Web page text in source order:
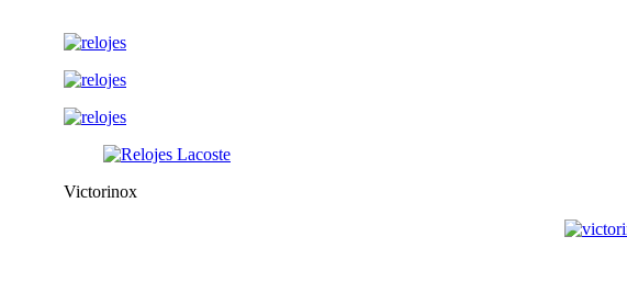
Victorinox